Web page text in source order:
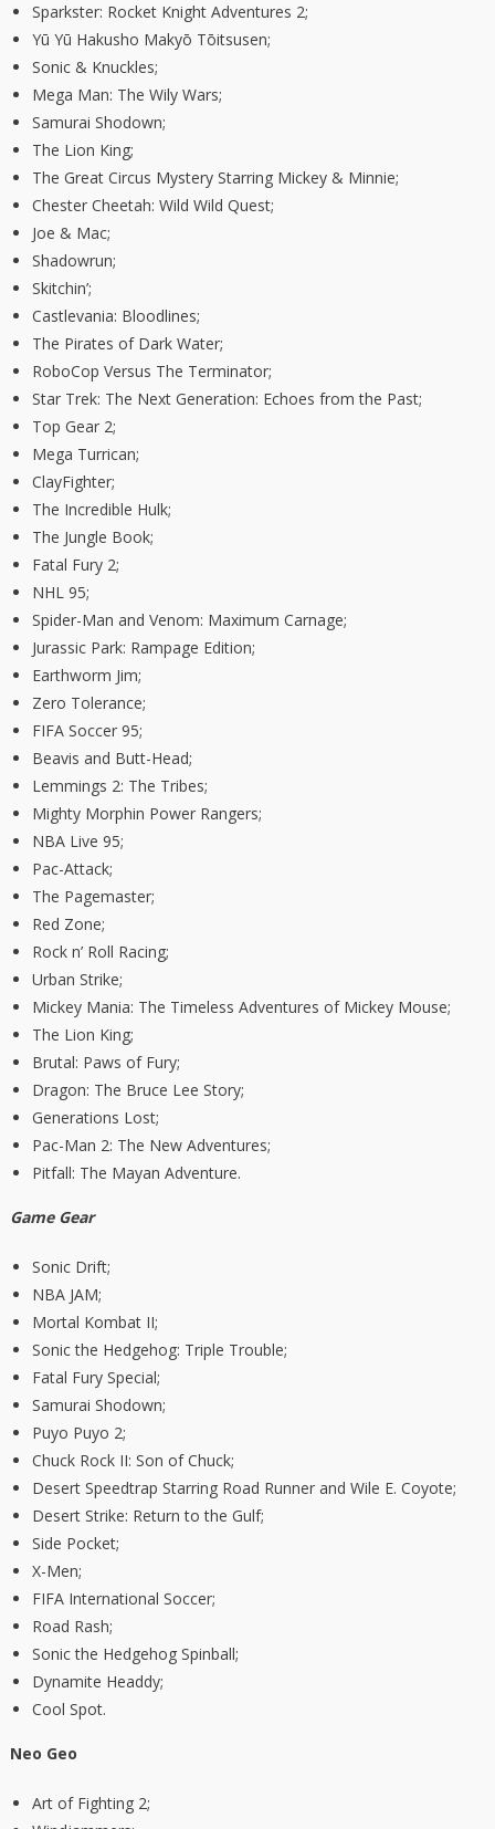
Sparkster: Rocket Knight Adventures 2;
Yū Yū Hakusho Makyō Tōitsusen;
Sonic & Knuckles;
Mega Man: The Wily Wars;
Samurai Shodown;
The Lion King;
The Great Circus Mystery Starring Mickey & Minnie;
Chester Cheetah: Wild Wild Quest;
Joe & Mac;
Shadowrun;
Skitchin’;
Castlevania: Bloodlines;
The Pirates of Dark Water;
RoboCop Versus The Terminator;
Star Trek: The Next Generation: Echoes from the Past;
Top Gear 2;
Mega Turrican;
ClayFighter;
The Incredible Hulk;
The Jungle Book;
Fatal Fury 2;
NHL 95;
Spider-Man and Venom: Maximum Carnage;
Jurassic Park: Rampage Edition;
Earthworm Jim;
Zero Tolerance;
FIFA Soccer 95;
Beavis and Butt-Head;
Lemmings 2: The Tribes;
Mighty Morphin Power Rangers;
NBA Live 95;
Pac-Attack;
The Pagemaster;
Red Zone;
Rock n’ Roll Racing;
Urban Strike;
Mickey Mania: The Timeless Adventures of Mickey Mouse;
The Lion King;
Brutal: Paws of Fury;
Dragon: The Bruce Lee Story;
Generations Lost;
Pac-Man 2: The New Adventures;
Pitfall: The Mayan Adventure.
Game Gear
Sonic Drift;
NBA JAM;
Mortal Kombat II;
Sonic the Hedgehog: Triple Trouble;
Fatal Fury Special;
Samurai Shodown;
Puyo Puyo 2;
Chuck Rock II: Son of Chuck;
Desert Speedtrap Starring Road Runner and Wile E. Coyote;
Desert Strike: Return to the Gulf;
Side Pocket;
X-Men;
FIFA International Soccer;
Road Rash;
Sonic the Hedgehog Spinball;
Dynamite Headdy;
Cool Spot.
Neo Geo
Art of Fighting 2;